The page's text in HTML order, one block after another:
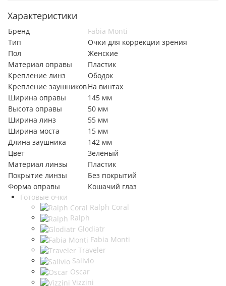
Характеристики
Бренд
Fabia Monti
Тип
Очки для коррекции зрения
Пол
Женские
Материал оправы
Пластик
Крепление линз
Ободок
Крепление заушниковНа винтах
Ширина оправы
145 мм
Высота оправы
50 мм
Ширина линз
55 мм
Ширина моста
15 мм
Длина заушника
142 мм
Цвет
Зелёный
Материал линзы
Пластик
Покрытие линзы
Без покрытий
Форма оправы
Кошачий глаз
Готовые очки
Ralph Coral
Ralph
Glodiatr
Fabia Monti
Traveler
Salivio
Oscar
Vizzini